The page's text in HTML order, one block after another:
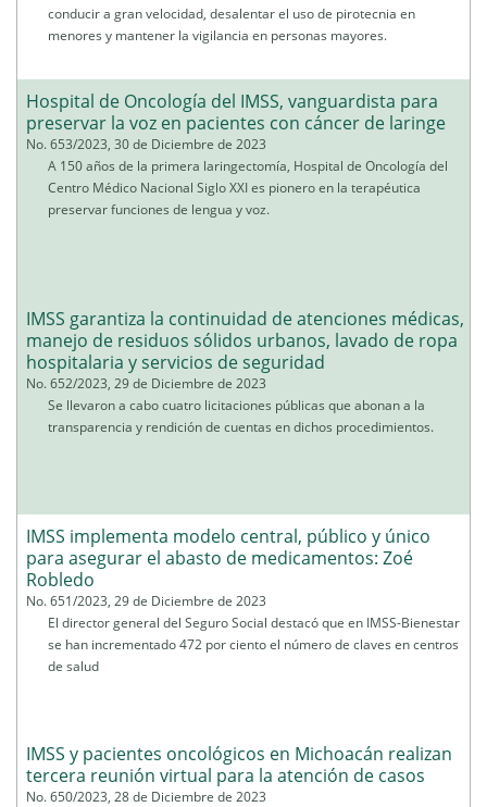
conducir a gran velocidad, desalentar el uso de pirotecnia en
menores y mantener la vigilancia en personas mayores.
Hospital de Oncología del IMSS, vanguardista para
preservar la voz en pacientes con cáncer de laringe
No. 653/2023, 30 de Diciembre de 2023
A 150 años de la primera laringectomía, Hospital de Oncología del
Centro Médico Nacional Siglo XXI es pionero en la terapéutica
preservar funciones de lengua y voz.
IMSS garantiza la continuidad de atenciones médicas,
manejo de residuos sólidos urbanos, lavado de ropa
hospitalaria y servicios de seguridad
No. 652/2023, 29 de Diciembre de 2023
Se llevaron a cabo cuatro licitaciones públicas que abonan a la
transparencia y rendición de cuentas en dichos procedimientos.
IMSS implementa modelo central, público y único
para asegurar el abasto de medicamentos: Zoé
Robledo
No. 651/2023, 29 de Diciembre de 2023
El director general del Seguro Social destacó que en IMSS-Bienestar
se han incrementado 472 por ciento el número de claves en centros
de salud
IMSS y pacientes oncológicos en Michoacán realizan
tercera reunión virtual para la atención de casos
No. 650/2023, 28 de Diciembre de 2023